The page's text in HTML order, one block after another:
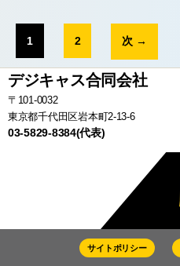
投
稿
の
ペ
ー
ジ
送
1 2 次 →
デジキャス合同会社
〒101-0032
東京都千代田区岩本町2-13-6
03-5829-8384(代表)
サイトポリシー